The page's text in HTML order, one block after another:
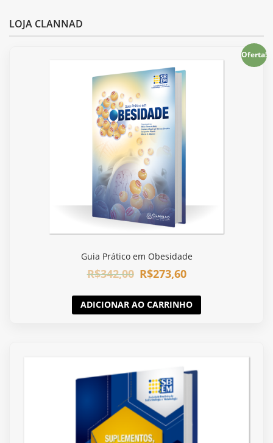
LOJA CLANNAD
Oferta!
Guia Prático em Obesidade
R$342,00 R$273,60
ADICIONAR AO CARRINHO